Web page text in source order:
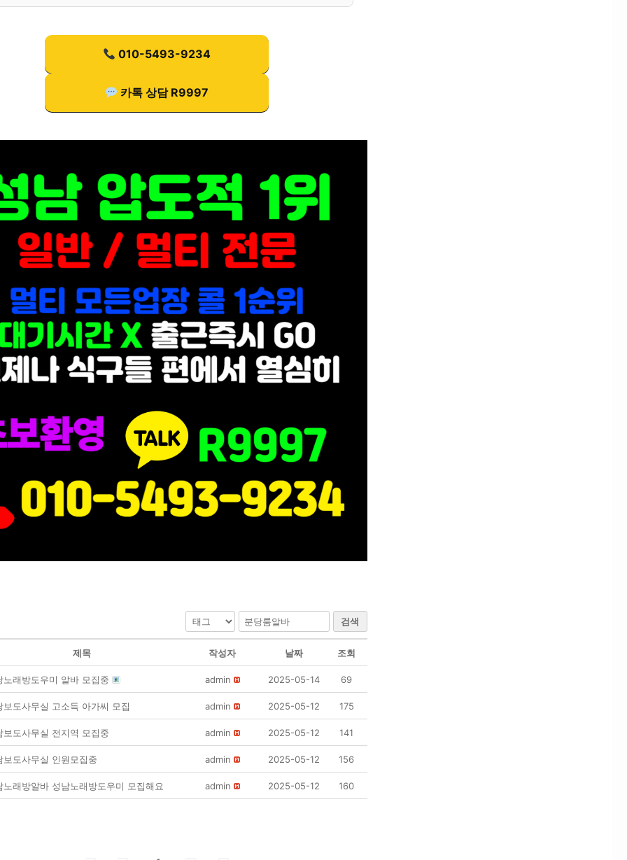
010-5493-9234
카톡 상담 R9997
검색
제목 작성자 날짜 조회
노래방도우미 알바 모집중 admin 2025-05-14 69
보도사무실 고소득 아가씨 모집 admin 2025-05-12 175
보도사무실 전지역 모집중 admin 2025-05-12 141
보도사무실 인원모집중 admin 2025-05-12 156
노래방알바 성남노래방도우미 모집해요 admin 2025-05-12 160